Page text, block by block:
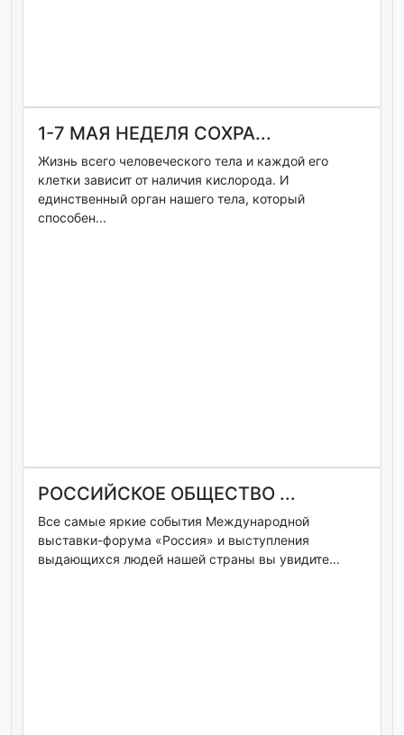
1-7 МАЯ НЕДЕЛЯ СОХРА...
Жизнь всего человеческого тела и каждой его
клетки зависит от наличия кислорода. И
единственный орган нашего тела, который
способен...
РОССИЙСКОЕ ОБЩЕСТВО ...
Все самые яркие события Международной
выставки-форума «Россия» и выступления
выдающихся людей нашей страны вы увидите...